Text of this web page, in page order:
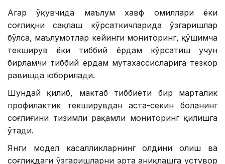
Агар ўқувчида маълум хавф омиллари ёки
соғлиқни сақлаш кўрсаткичларида ўзгаришлар
бўлса, маълумотлар кейинги мониторинг, қўшимча
текширув ёки тиббий ёрдам кўрсатиш учун
бирламчи тиббий ёрдам мутахассисларига тезкор
равишда юборилади.
Шундай қилиб, мактаб тиббиёти бир марталик
профилактик текширувдан аста-секин боланинг
соғлиғини тизимли рақамли мониторинг қилишга
ўтади.
Янги модел касалликларнинг олдини олиш ва
соғлиқдаги ўзгаришларни эрта аниқлашга устувор